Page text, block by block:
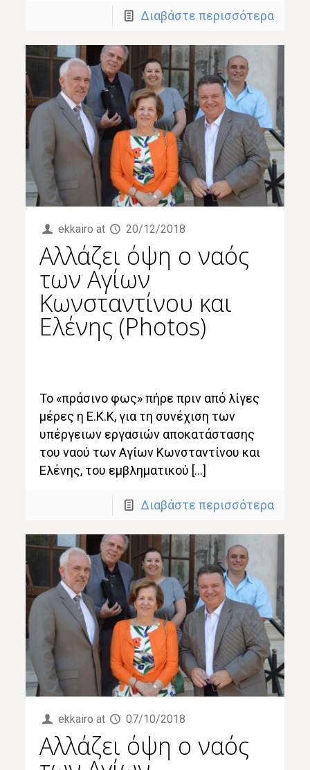
Διαβάστε περισσότερα
ekkairo at 20/12/2018
Αλλάζει όψη ο ναός
των Αγίων
Κωνσταντίνου και
Ελένης (Photos)
Το «πράσινο φως» πήρε πριν από λίγες
μέρες η Ε.Κ.Κ, για τη συνέχιση των
υπέργειων εργασιών αποκατάστασης
του ναού των Αγίων Κωνσταντίνου και
Ελένης, του εμβληματικού […]
Διαβάστε περισσότερα
ekkairo at 07/10/2018
Αλλάζει όψη ο ναός